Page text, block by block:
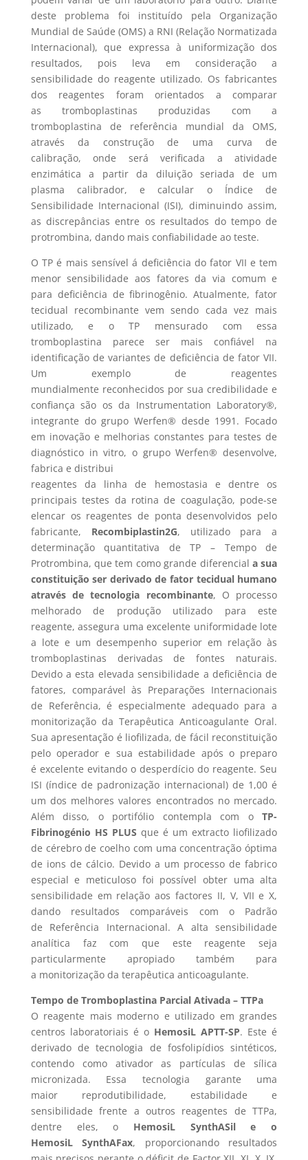
deste problema foi instituído pela Organização
Mundial de Saúde (OMS) a RNI (Relação Normatizada
Internacional), que expressa à uniformização dos
resultados, pois leva em consideração a
sensibilidade do reagente utilizado. Os fabricantes
dos reagentes foram orientados a comparar
as tromboplastinas produzidas com a
tromboplastina de referência mundial da OMS,
através da construção de uma curva de
calibração, onde será verificada a atividade
enzimática a partir da diluição seriada de um
plasma calibrador, e calcular o Índice de
Sensibilidade Internacional (ISI), diminuindo assim,
as discrepâncias entre os resultados do tempo de
protrombina, dando mais confiabilidade ao teste.
O TP é mais sensível á deficiência do fator VII e tem
menor sensibilidade aos fatores da via comum e
para deficiência de fibrinogênio. Atualmente, fator
tecidual recombinante vem sendo cada vez mais
utilizado, e o TP mensurado com essa
tromboplastina parece ser mais confiável na
identificação de variantes de deficiência de fator VII.
Um exemplo de reagentes
mundialmente reconhecidos por sua credibilidade e
confiança são os da Instrumentation Laboratory®,
integrante do grupo Werfen® desde 1991. Focado
em inovação e melhorias constantes para testes de
diagnóstico in vitro, o grupo Werfen® desenvolve,
fabrica e distribui
reagentes da linha de hemostasia e dentre os
principais testes da rotina de coagulação, pode-se
elencar os reagentes de ponta desenvolvidos pelo
fabricante, Recombiplastin2G, utilizado para a
determinação quantitativa de TP – Tempo de
Protrombina, que tem como grande diferencial a sua
constituição ser derivado de fator tecidual humano
através de tecnologia recombinante, O processo
melhorado de produção utilizado para este
reagente, assegura uma excelente uniformidade lote
a lote e um desempenho superior em relação às
tromboplastinas derivadas de fontes naturais.
Devido a esta elevada sensibilidade a deficiência de
fatores, comparável às Preparações Internacionais
de Referência, é especialmente adequado para a
monitorização da Terapêutica Anticoagulante Oral.
Sua apresentação é liofilizada, de fácil reconstituição
pelo operador e sua estabilidade após o preparo
é excelente evitando o desperdício do reagente. Seu
ISI (índice de padronização internacional) de 1,00 é
um dos melhores valores encontrados no mercado.
Além disso, o portifólio contempla com oTP-
Fibrinogénio HS PLUS que é um extracto liofilizado
de cérebro de coelho com uma concentração óptima
de ions de cálcio. Devido a um processo de fabrico
especial e meticuloso foi possível obter uma alta
sensibilidade em relação aos factores II, V, VII e X,
dando resultados comparáveis com o Padrão
de Referência Internacional. A alta sensibilidade
analítica faz com que este reagente seja
particularmente apropiado também para
a monitorização da terapêutica anticoagulante.
Tempo de Tromboplastina Parcial Ativada – TTPa
O reagente mais moderno e utilizado em grandes
centros laboratoriais é o HemosiL APTT-SP. Este é
derivado de tecnologia de fosfolipídios sintéticos,
contendo como ativador as partículas de sílica
micronizada. Essa tecnologia garante uma
maior reprodutibilidade, estabilidade e
sensibilidade frente a outros reagentes de TTPa,
dentre eles, o HemosiL SynthASil e o
HemosiLSynthAFax, proporcionando resultados